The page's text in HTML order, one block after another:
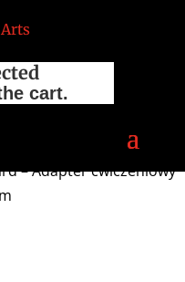
cart.
– Adapter ćwiczeniowy